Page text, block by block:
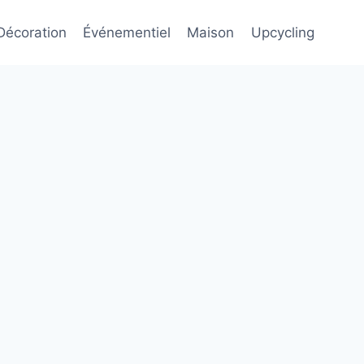
Événementiel Maison Upcycling